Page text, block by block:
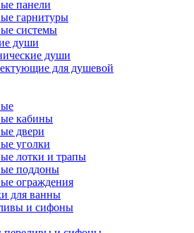
панели
гарнитуры
системы
души
души
для душевой
кабины
двери
уголки
лотки и трапы
поддоны
ограждения
для ванны
и сифоны